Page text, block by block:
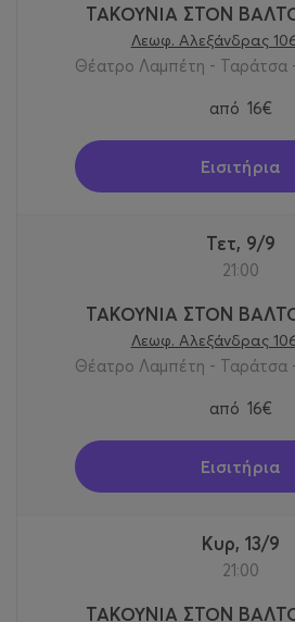
ΤΑΚΟΥΝΙΑ ΣΤΟΝ
Λεωφ. Αλεξάνδρας
Θέατρο Λαμπέτη - Ταράτσα
από 16€
Εισιτήρια
Τετ, 9/9
21:00
ΤΑΚΟΥΝΙΑ ΣΤΟΝ
Λεωφ. Αλεξάνδρας
Θέατρο Λαμπέτη - Ταράτσα
από 16€
Εισιτήρια
Κυρ, 13/9
21:00
ΤΑΚΟΥΝΙΑ ΣΤΟΝ